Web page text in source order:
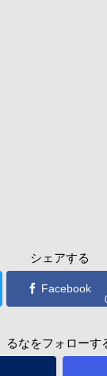
シェアする
Facebook
るなをフォローす